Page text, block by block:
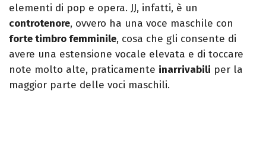
elementi di pop e opera. JJ, infatti, è un
controtenore, ovvero ha una voce maschile con
forte timbro femminile, cosa che gli consente di
avere una estensione vocale elevata e di toccare
note molto alte, praticamente inarrivabili per la
maggior parte delle voci maschili.